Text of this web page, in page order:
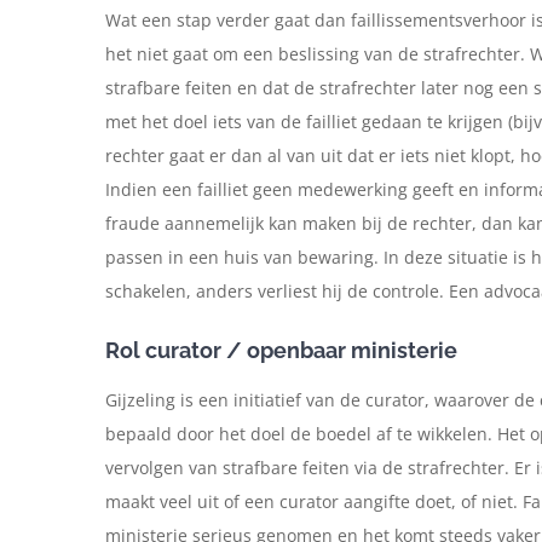
Wat een stap verder gaat dan faillissementsverhoor
het niet gaat om een beslissing van de strafrechter.
strafbare feiten en dat de strafrechter later nog een
met het doel iets van de failliet gedaan te krijgen
rechter gaat er dan al van uit dat er iets niet klopt,
Indien een failliet geen medewerking geeft en
fraude aannemelijk kan maken bij de rechter, dan
passen in een huis van bewaring. In deze situatie
schakelen, anders verliest hij de controle. Een
Rol curator / openbaar ministerie
Gijzeling is een initiatief van de curator, waarover
bepaald door het doel de boedel af te wikkelen. Het
vervolgen van strafbare feiten via de strafrechter. Er
maakt veel uit of een curator aangifte doet, of niet.
ministerie serieus genomen en het komt steeds